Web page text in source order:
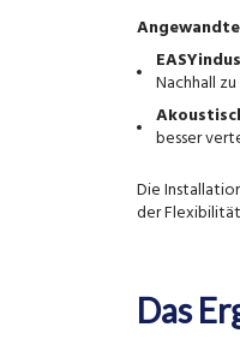
Nachhall
besser
Die
der
Das